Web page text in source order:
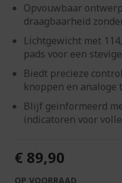
Opvouwbaar
draagbaarheid
Lichtgewicht met
pads voor een
Biedt precieze
knoppen en analoge
Blijf geïnformeerd
indicatoren voor
€ 89,90
OP VOORRAAD